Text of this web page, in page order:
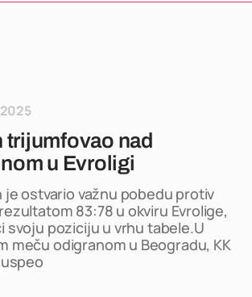
trijumfovao nad
u Evroligi
je ostvario važnu pobedu protiv
83:78 u okviru Evrolige,
svoju poziciju u vrhu tabele.U
meču odigranom u Beogradu, KK